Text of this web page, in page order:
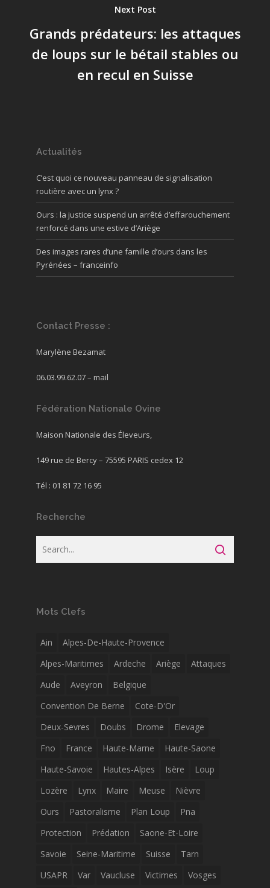
Next Post
Grands prédateurs: les attaques
de loups sur le bétail stables ou
en recul en Suisse
Actualités
C’est quoi ce nouveau panneau de signalisation
routière avec un lynx ?
Ours : la justice suspend un arrêté d’effarouchement
renforcé dans une estive d’Ariège
Des images rares d’une famille d’ours dans les
Pyrénées – franceinfo
Contact Presse :
Marylène Bezamat
06.03.99.62.07 – mail
Fédération Nationale Ovine
Maison Nationale des Éleveurs,
149 rue de Bercy – 75595 PARIS cedex 12
Tél : 01 81 72 16 95
Recherche
Mots Clefs
Ain
Alpes-De-Haute-Provence
Alpes-Maritimes
Ardeche Ariège
Attaques
Aude
Aveyron
Belgique
Convention De Berne
Cote-D'Or
Deux-Sevres
Doubs Drome
Elevage
Fno
France Haute-Marne
Haute-Saone
Haute-Savoie
Hautes-Alpes Isère
Loup
Lozère
Lynx Maire Meuse
Nièvre
Ours
Pastoralisme Plan Loup
Pna
Protection
Prédation
Saone-Et-Loire
Savoie
Seine-Maritime Suisse
Tarn
USAPR
Var Vaucluse Victimes Vosges